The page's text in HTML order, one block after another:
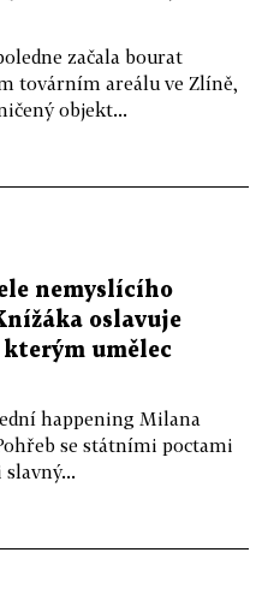
začala bourat
továrním areálu ve Zlíně,
objekt...
nemyslícího
oslavuje
kterým umělec
happening Milana
se státními poctami